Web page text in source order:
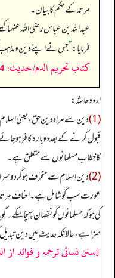
مرتد کے حکم کا بیان۔
عبداللہ بن عباس رضی اللہ عنہما
فرمایا:”جس نے اپنے دین و مذہب
كتاب تحريم الدم/حدیث: 4064]
اردو حاشہ:
(1) دین سے مراد دین حق، یعنی
قبول کرنے کے بعد دوبارہ کافر ہو
کا خطاب مسلمانوں سے متعلق ہے۔
(2) دین اسلام سے منحرف ہو کر دوسرا
عورت سب کو شامل ہے۔ احناف
کی ہو کہ مسلمانوں کو نقصان پہنچا سکے۔
سزا ہے، حالانکہ حدیث میں دین تبدیل
[سنن نسائی ترجمہ و فوائد